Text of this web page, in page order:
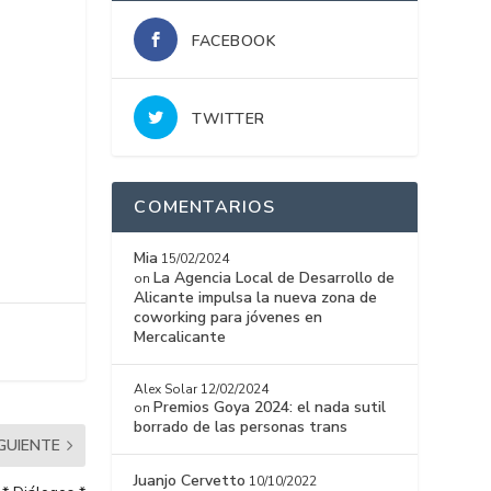
FACEBOOK
TWITTER
COMENTARIOS
Mia 15/02/2024
on La Agencia Local de Desarrollo de
Alicante impulsa la nueva zona de
coworking para jóvenes en
Mercalicante
Alex Solar 12/02/2024
on Premios Goya 2024: el nada sutil
borrado de las personas trans
Juanjo Cervetto 10/10/2022